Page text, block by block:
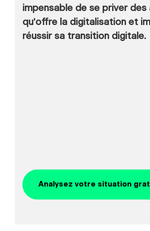
impensable de se priver des
qu’offre la digitalisation et
réussir sa transition digitale.
Analysez votre situation